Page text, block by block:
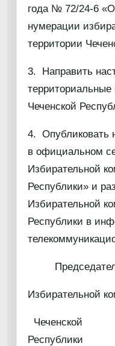
года № 72/24-6
нумерации
территории
3. Направить
Чеченской
4. Опубликовать
в официальном
Избирательной
Республики» и
Избирательной
Республики в
Избирательной
Чеченской